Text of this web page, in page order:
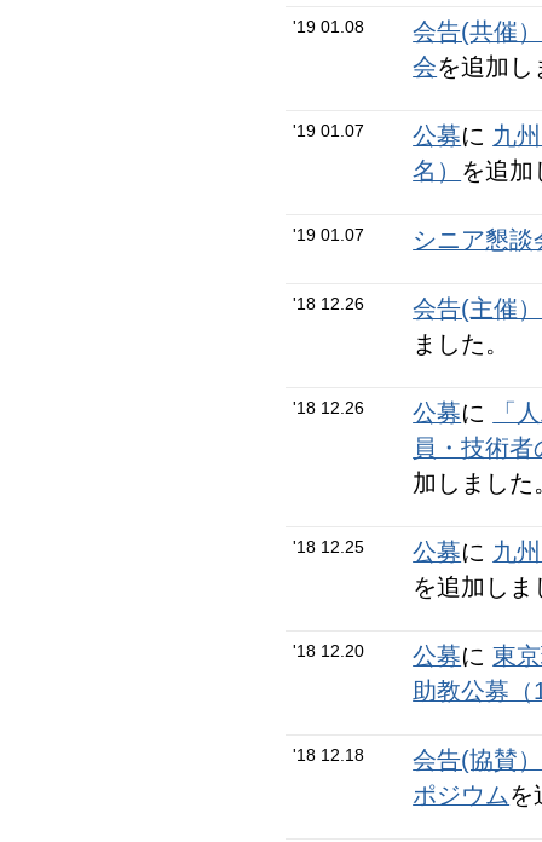
'19 01.08
会告(共催）
会を追加し
'19 01.07 公募に 九
名） を追加
'19 01.07 シニア懇
'18 12.26
会告(主催）
ました。
'18 12.26 公募に
「
員・技術
加しました
'18 12.25 公募に 九
を追加しま
'18 12.20 公募に東
助教公募（
'18 12.18
会告(協賛）
ポジウムを